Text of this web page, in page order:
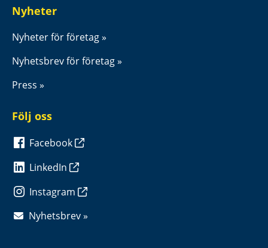
Nyheter
Nyheter för företag
Nyhetsbrev för företag
Press
Följ oss
Facebook
LinkedIn
Instagram
Nyhetsbrev